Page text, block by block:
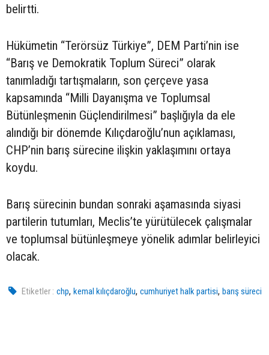
belirtti.
Hükümetin “Terörsüz Türkiye”, DEM Parti’nin ise
“Barış ve Demokratik Toplum Süreci” olarak
tanımladığı tartışmaların, son çerçeve yasa
kapsamında “Milli Dayanışma ve Toplumsal
Bütünleşmenin Güçlendirilmesi” başlığıyla da ele
alındığı bir dönemde Kılıçdaroğlu’nun açıklaması,
CHP’nin barış sürecine ilişkin yaklaşımını ortaya
koydu.
Barış sürecinin bundan sonraki aşamasında siyasi
partilerin tutumları, Meclis’te yürütülecek çalışmalar
ve toplumsal bütünleşmeye yönelik adımlar belirleyici
olacak.
Etiketler : chp,kemal kılıçdaroğlu,cumhuriyet halk partisi,barış süreci